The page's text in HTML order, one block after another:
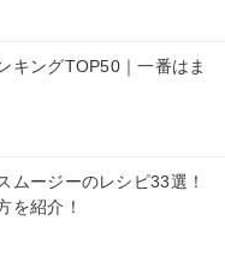
キングTOP50｜一番はま
ムージーのレシピ33選！
を紹介！